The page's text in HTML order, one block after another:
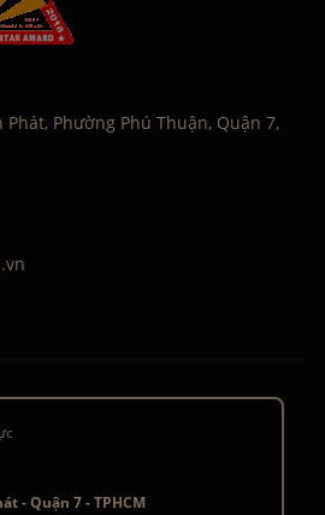
Phát, Phường Phú Thuận, Quận 7,
- Quận 7 - TPHCM